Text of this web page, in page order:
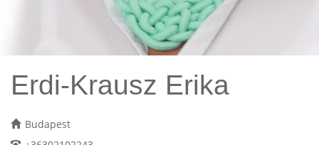
Erdi-Krausz Erika
Budapest